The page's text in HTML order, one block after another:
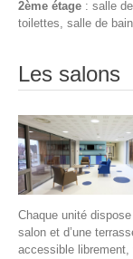
2ème étage : salle
toilettes, salle de
Les salons
Chaque unité dispose
salon et d’une
accessible librement,